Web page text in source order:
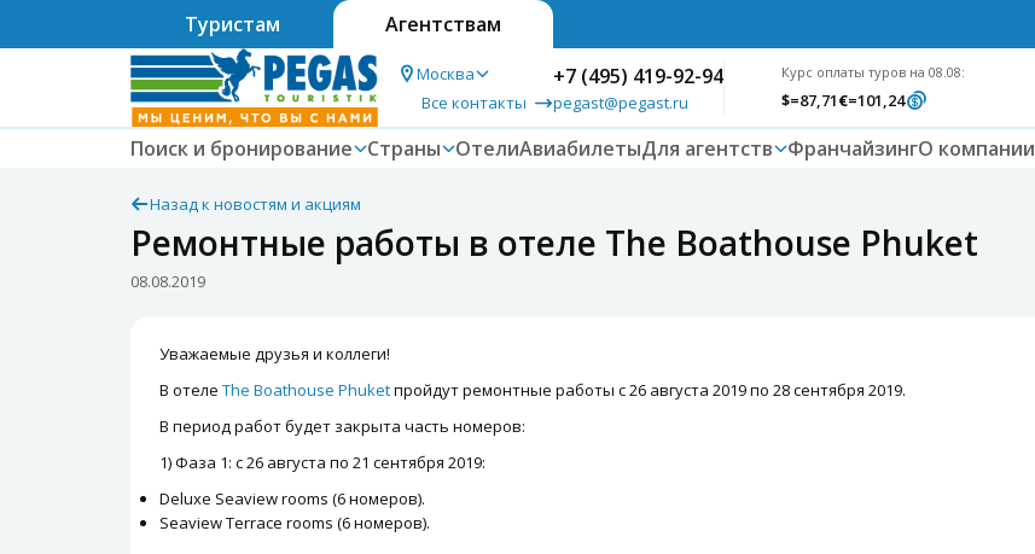
Туристам Агентствам
Москва
Все контакты
+7 (495) 419-92-94
pegast@pegast.ru
Курс оплаты туров на 08.08:
$=87,71€=101,24
Поиск и бронирование Страны ОтелиАвиабилетыДля агентств ФранчайзингО компании
Назад к новостям и акциям
Ремонтные работы в отеле The Boathouse Phuket
08.08.2019
Уважаемые друзья и коллеги!
В отеле The Boathouse Phuketпройдут ремонтные работы с 26 августа 2019 по 28 сентября 2019.
В период работ будет закрыта часть номеров:
1) Фаза 1: с 26 августа по 21 сентября 2019:
Deluxe Seaview rooms (6 номеров).
Seaview Terrace rooms (6 номеров).